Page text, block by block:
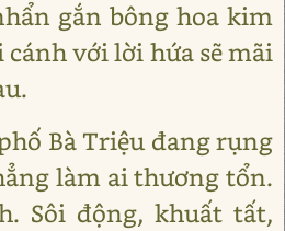
gắn bông hoa kim
cánh với lời hứa sẽ mãi
Bà Triệu đang rụng
làm ai thương tổn.
Sôi động, khuất tất,